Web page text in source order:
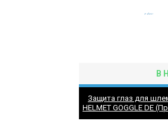
В
Защита глаз для
HELMET GOGGLE DE